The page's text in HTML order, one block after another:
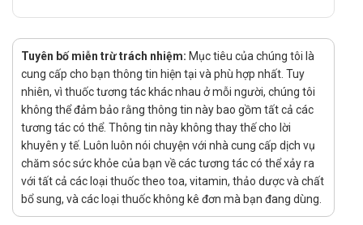
đường uống, khoảng 50–60% liều ramipril được hấp
Tại gan, ramipril được chuyển hóa thành ramiprilat,
trong khi các chất chuyển hóa còn lại hầu
như không có tác dụng sinh học. Nồng độ ramiprilat
trong huyết tương thường đạt mức tối đa sau 2–4
giờ kể từ khi uống thuốc, và khoảng 56% lượng
ramiprilat gắn với protein huyết tương.
Quá trình thải trừ diễn ra chủ yếu qua thận, với
ramiprilat và các chất chuyển hóa khác được bài
tiết dưới dạng không đổi trong nước tiểu. Bên cạnh
Tuyên bố miễn trừ trách nhiệm: Mục tiêu của chúng tôi là
cung cấp cho bạn thông tin hiện tại và phù hợp nhất. Tuy
nhiên, vì thuốc tương tác khác nhau ở mỗi người, chúng tôi
không thể đảm bảo rằng thông tin này bao gồm tất cả các
tương tác có thể. Thông tin này không thay thế cho lời
khuyên y tế. Luôn luôn nói chuyện với nhà cung cấp dịch vụ
chăm sóc sức khỏe của bạn về các tương tác có thể xảy ra
với tất cả các loại thuốc theo toa, vitamin, thảo dược và chất
bổ sung, và các loại thuốc không kê đơn mà bạn đang dùng.